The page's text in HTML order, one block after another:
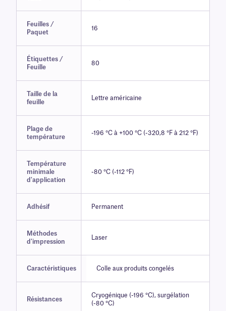
Feuilles /
Paquet
16
Étiquettes /
Feuille
80
Taille de la
feuille
Lettre américaine
Plage de
température
-196 °C à +100 °C (-320,8 °F à 212 °F)
Température
minimale
d'application
-80 °C (-112 °F)
Adhésif Permanent
Méthodes
d'impression
Laser
Caractéristiques Colle aux produits congelés
Résistances
Cryogénique (-196 °C), surgélation
(-80 °C)